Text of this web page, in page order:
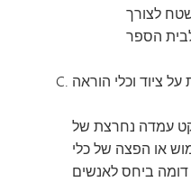
לצורך
על ציוד וכלי הוראה
עמדה נחרצת של
או הפצה של כלי
דומה ביחס לאנשים